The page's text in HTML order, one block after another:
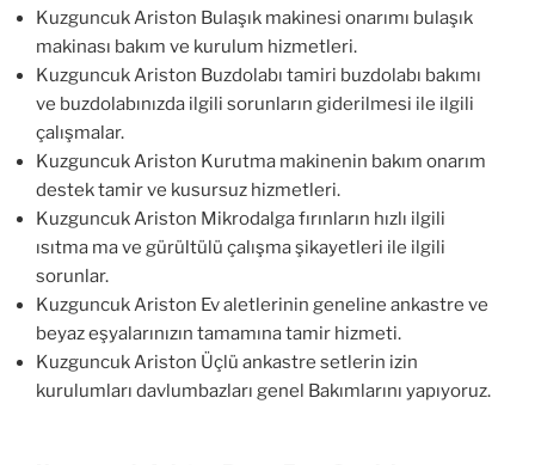
Kuzguncuk Ariston Bulaşık makinesi onarımı bulaşık
makinası bakım ve kurulum hizmetleri.
Kuzguncuk Ariston Buzdolabı tamiri buzdolabı bakımı
ve buzdolabınızda ilgili sorunların giderilmesi ile ilgili
çalışmalar.
Kuzguncuk Ariston Kurutma makinenin bakım onarım
destek tamir ve kusursuz hizmetleri.
Kuzguncuk Ariston Mikrodalga fırınların hızlı ilgili
ısıtma ma ve gürültülü çalışma şikayetleri ile ilgili
sorunlar.
Kuzguncuk Ariston Ev aletlerinin geneline ankastre ve
beyaz eşyalarınızın tamamına tamir hizmeti.
Kuzguncuk Ariston Üçlü ankastre setlerin izin
kurulumları davlumbazları genel Bakımlarını yapıyoruz.